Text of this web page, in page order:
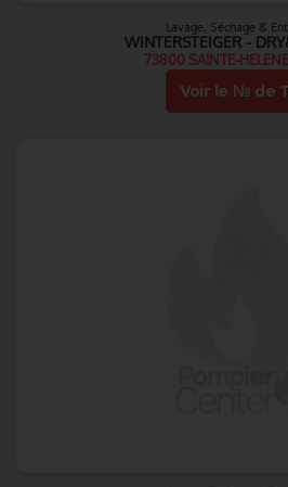
Lavage, Séchage &
WINTERSTEIGER -
73800 SAINTE-
Voir le № de